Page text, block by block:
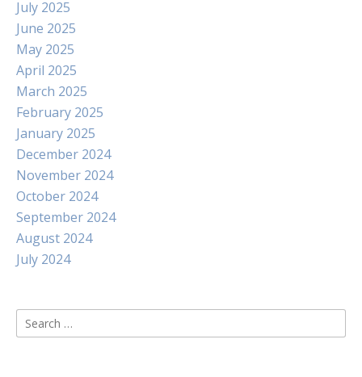
July 2025
June 2025
May 2025
April 2025
March 2025
February 2025
January 2025
December 2024
November 2024
October 2024
September 2024
August 2024
July 2024
Search
for: